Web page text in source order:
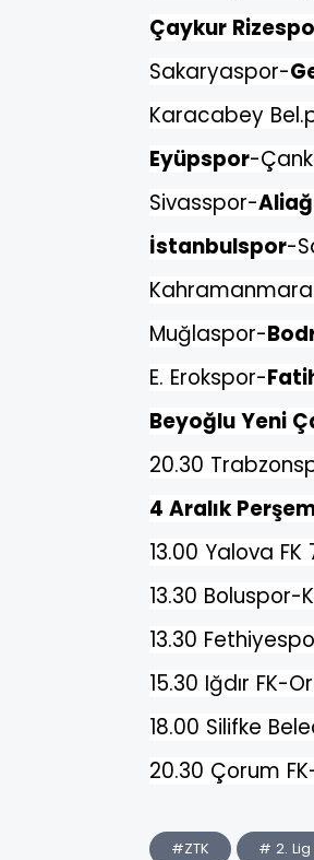
Çaykur
Sakaryaspor-
Karacabey
Eyüpspor-
Sivasspor-
İstanbulspor-
Muğlaspor-
E. Erokspor-
Beyoğlu Yeni
20.30
4 Aralık
13.00 Yalova
13.30 Boluspor-
13.30
15.30 Iğdır FK-
18.00 Silifke
20.30 Çorum
#ZTK # 2.